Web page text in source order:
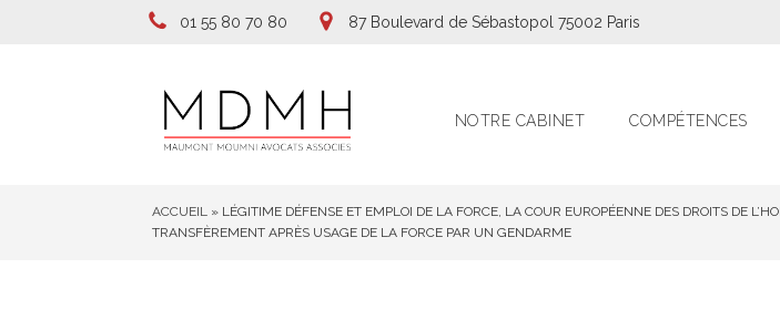
01 55 80 70 80 87 Boulevard de Sébastopol 75002 Paris
NOTRE CABINET COMPÉTENCES
ACCUEIL » LÉGITIME DÉFENSE ET EMPLOI DE LA FORCE, LA COUR EUROPÉENNE DES DROITS DE
TRANSFÈREMENT APRÈS USAGE DE LA FORCE PAR UN GENDARME